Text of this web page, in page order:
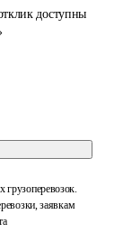
доступны
заявкам